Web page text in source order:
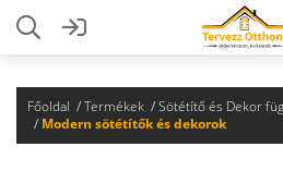
Főoldal Termékek
Sötétítő és Dekor
Modern sötétítők és dekorok